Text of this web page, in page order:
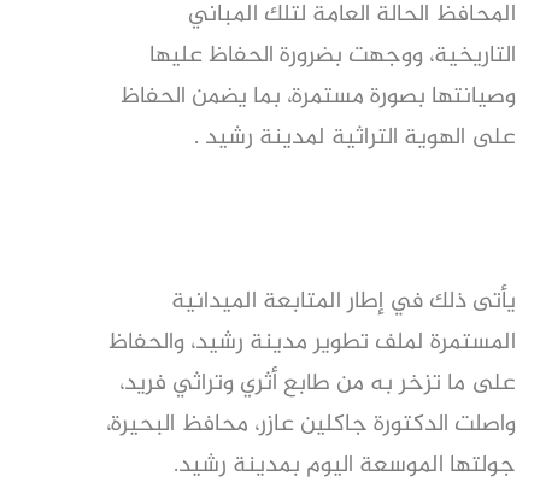
المحافظ الحالة العامة لتلك المباني
التاريخية، ووجهت بضرورة الحفاظ عليها
وصيانتها بصورة مستمرة، بما يضمن الحفاظ
على الهوية التراثية لمدينة رشيد .
يأتى ذلك في إطار المتابعة الميدانية
المستمرة لملف تطوير مدينة رشيد، والحفاظ
على ما تزخر به من طابع أثري وتراثي فريد،
واصلت الدكتورة جاكلين عازر، محافظ البحيرة،
جولتها الموسعة اليوم بمدينة رشيد.